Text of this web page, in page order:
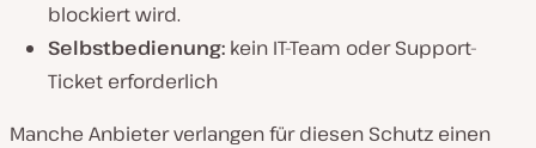
blockiert wird.
Selbstbedienung: kein IT-Team oder Support-
Ticket erforderlich
Manche Anbieter verlangen für diesen Schutz einen